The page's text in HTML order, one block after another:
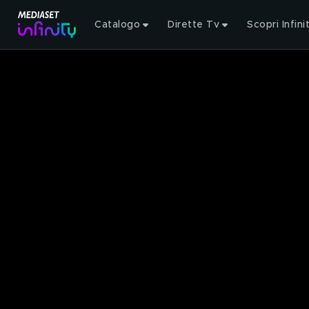
Catalogo Dirette Tv Scopri